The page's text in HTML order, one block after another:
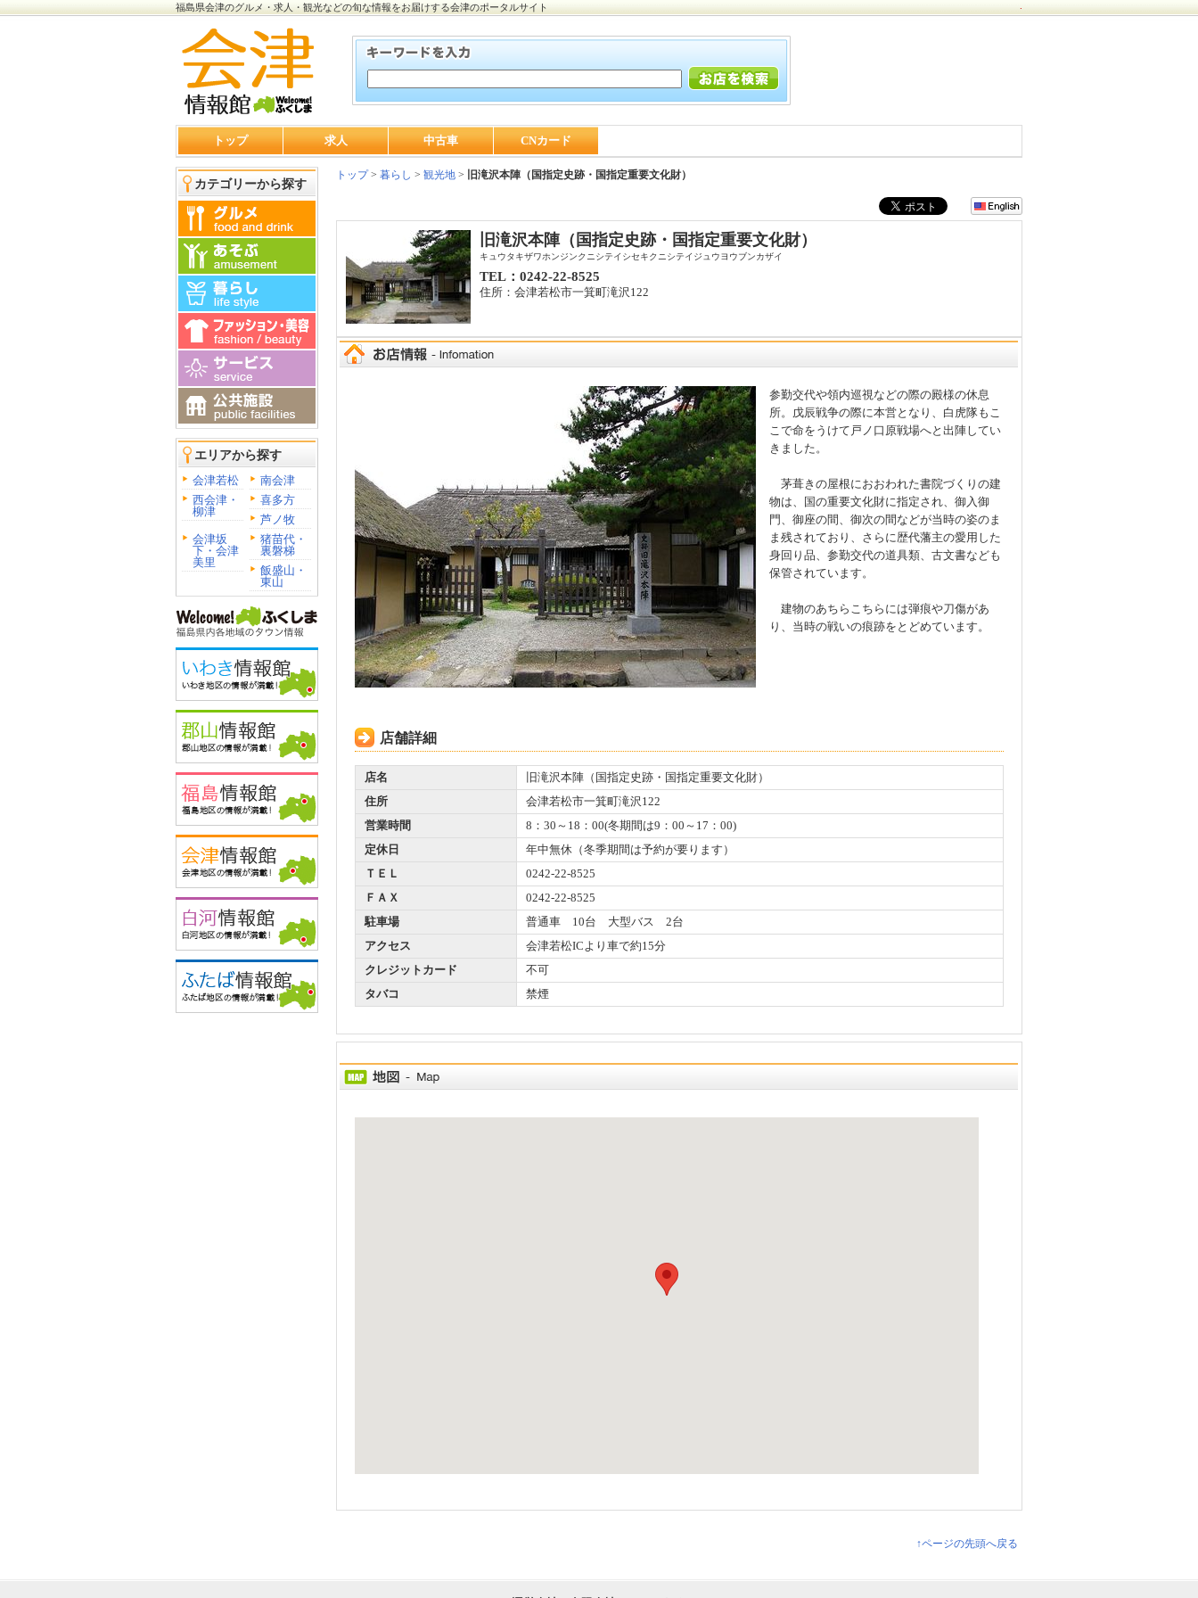
福島県会津のグルメ・求人・観光などの旬な情報をお届けする会津のポータルサイト
トップ 求人 中古車 CNカード
カテゴリーから探す
エリアから探す
会津若松
南会津
西会津・
柳津
喜多方
芦ノ牧
会津坂
下・会津
美里
猪苗代・
裏磐梯
飯盛山・
東山
トップ> 暮らし > 観光地 > 旧滝沢本陣（国指定史跡・国指定重要文化財）
旧滝沢本陣（国指定史跡・国指定重要文化財）
キュウタキザワホンジンクニシテイシセキクニシテイジュウヨウブンカザイ
TEL：0242-22-8525
住所：会津若松市一箕町滝沢122
参勤交代や領内巡視などの際の殿様の休息
所。戊辰戦争の際に本営となり、白虎隊もこ
こで命をうけて戸ノ口原戦場へと出陣してい
きました。
茅葺きの屋根におおわれた書院づくりの建
物は、国の重要文化財に指定され、御入御
門、御座の間、御次の間などが当時の姿のま
ま残されており、さらに歴代藩主の愛用した
身回り品、参勤交代の道具類、古文書なども
保管されています。
建物のあちらこちらには弾痕や刀傷があ
り、当時の戦いの痕跡をとどめています。
店舗詳細
店名
旧滝沢本陣（国指定史跡・国指定重要文化財）
住所
会津若松市一箕町滝沢122
営業時間
8：30～18：00(冬期間は9：00～17：00)
定休日
年中無休（冬季期間は予約が要ります）
ＴＥＬ
0242-22-8525
ＦＡＸ
0242-22-8525
駐車場
普通車 10台 大型バス 2台
アクセス
会津若松ICより車で約15分
クレジットカード
不可
タバコ
禁煙
↑ページの先頭へ戻る